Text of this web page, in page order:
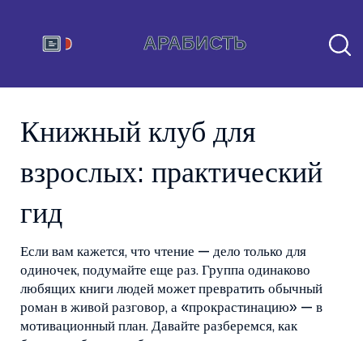
Книжный клуб для
взрослых: практический
гид
Если вам кажется, что чтение — дело только для
одиночек, подумайте еще раз. Группа одинаково
любящих книги людей может превратить обычный
роман в живой разговор, а «прокрастинацию» — в
мотивационный план. Давайте разберемся, как